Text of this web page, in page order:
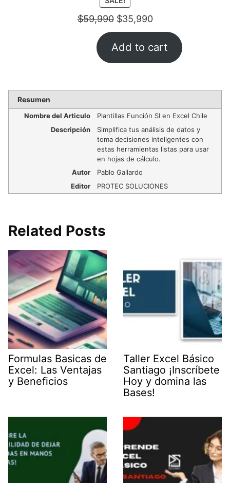
ON
SALE
$59,990 $35,990
Add to cart
Resumen
Nombre del Articulo
Plantillas Función SI en Excel Chile
Descripción
Simplifica tus análisis de datos y
toma decisiones inteligentes con
estas herramientas listas para usar
en hojas de cálculo.
Autor
Pablo Gallardo
Editor
PROTEC SOLUCIONES
Related Posts
Formulas Basicas de
Excel: Las Ventajas
y Beneficios
Taller Excel Básico
Santiago ¡Inscríbete
Hoy y domina las
Bases!